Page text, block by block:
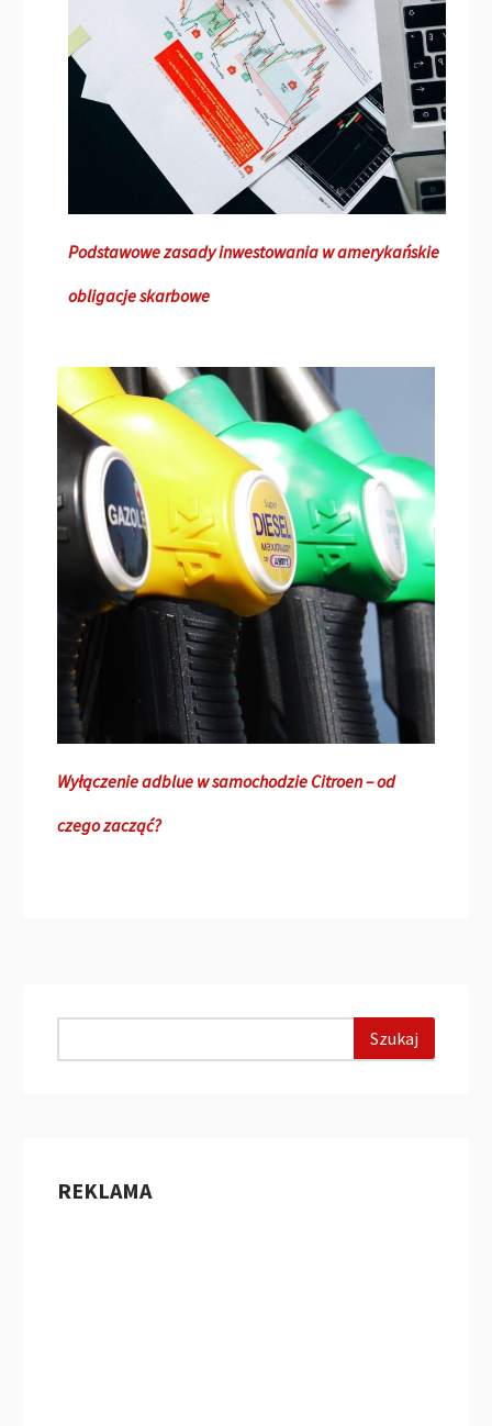
Podstawowe zasady inwestowania w amerykańskie
obligacje skarbowe
Wyłączenie adblue w samochodzie Citroen – od
czego zacząć?
REKLAMA